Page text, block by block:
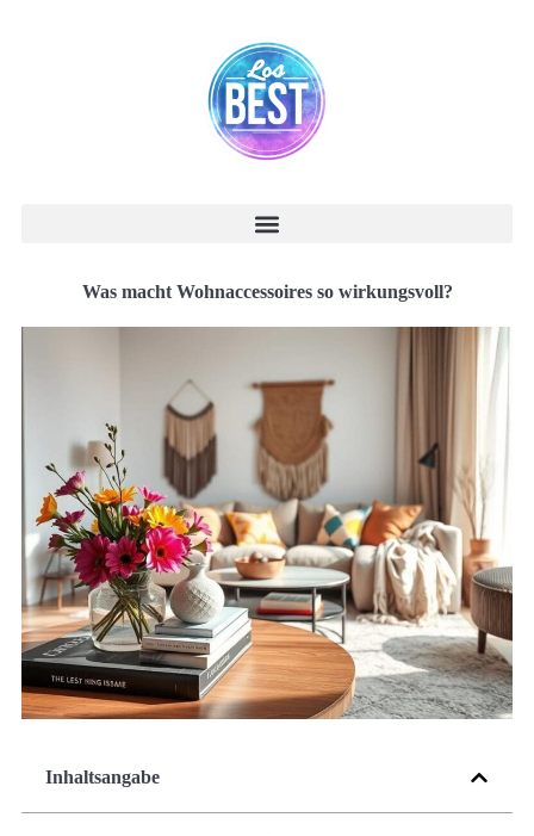
Was macht Wohnaccessoires so wirkungsvoll?
Inhaltsangabe